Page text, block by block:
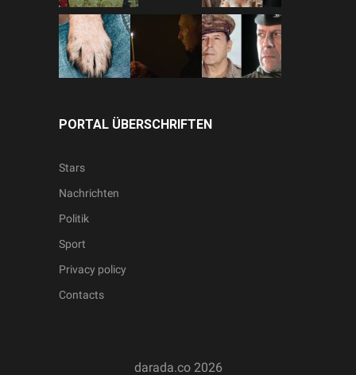
PORTAL ÜBERSCHRIFTEN
Stars
Nachrichten
Politik
Sport
Privacy policy
Contacts
darada.co 2026